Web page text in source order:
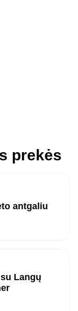
prekės
antgaliu
Langų